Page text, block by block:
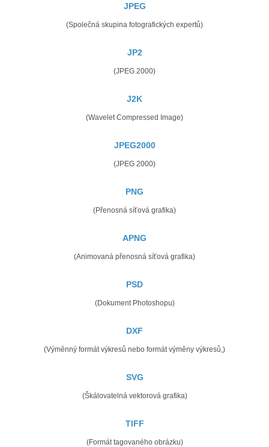
JPEG
(Společná skupina fotografických expertů)
JP2
(JPEG 2000)
J2K
(Wavelet Compressed Image)
JPEG2000
(JPEG 2000)
PNG
(Přenosná síťová grafika)
APNG
(Animovaná přenosná síťová grafika)
PSD
(Dokument Photoshopu)
DXF
(Výměnný formát výkresů nebo formát výměny výkresů,)
SVG
(Škálovatelná vektorová grafika)
TIFF
(Formát tagovaného obrázku)